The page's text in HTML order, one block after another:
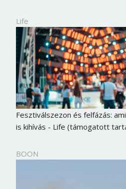
Life
Fesztiválszezon és felfázás:
is kihívás - Life (támogatott
BOON